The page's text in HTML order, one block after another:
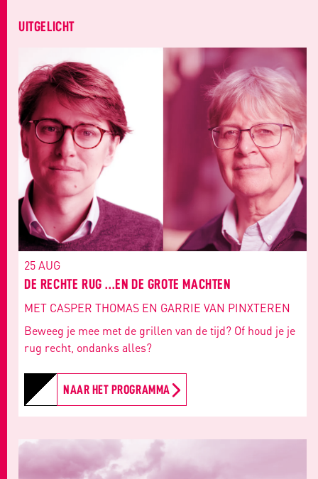
UITGELICHT
25 AUG
DE RECHTE RUG ...EN DE GROTE MACHTEN
MET CASPER THOMAS EN GARRIE VAN PINXTEREN
Beweeg je mee met de grillen van de tijd? Of houd je je
rug recht, ondanks alles?
NAAR HET PROGRAMMA